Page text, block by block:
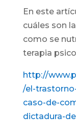
En este
cuáles son
como se
terapia
http://
/el-
caso-de-
dictadura-